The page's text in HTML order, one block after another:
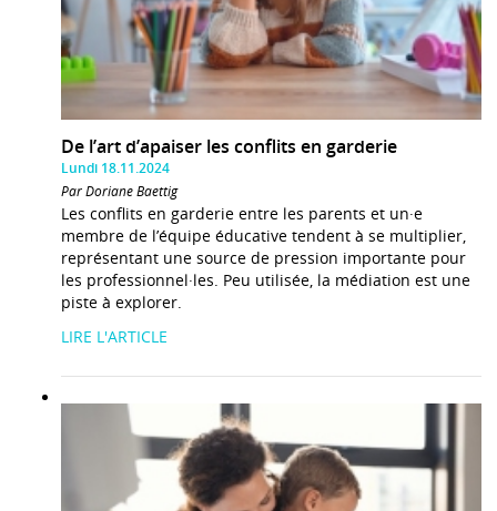
De l’art d’apaiser les conflits en garderie
Lundi 18.11.2024
Par Doriane Baettig
Les conflits en garderie entre les parents et un·e
membre de l’équipe éducative tendent à se multiplier,
représentant une source de pression importante pour
les professionnel·les. Peu utilisée, la médiation est une
piste à explorer.
LIRE L'ARTICLE